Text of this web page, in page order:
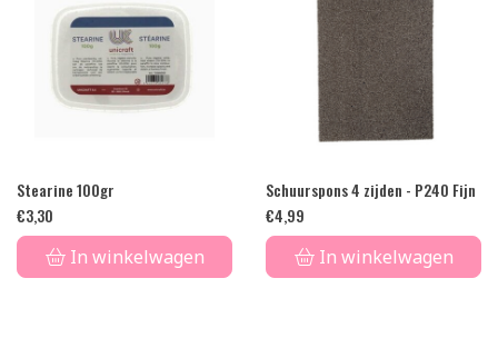
Stearine 100gr
€3,30
In winkelwagen
Schuurspons 4 zijden - P240 Fijn
€4,99
In winkelwagen